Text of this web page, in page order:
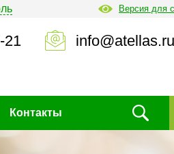
Версия для
21 info@atellas.ru
Контакты